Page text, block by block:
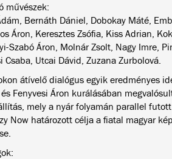
művészek:
Bernáth Dániel, Dobokay Máté,
Áron, Keresztes Zsófia, Kiss Adrian,
Szabó Áron, Molnár Zsolt, Nagy Imre,
Csaba, Utcai Dávid, Zuzana Zurbolová.
átívelő dialógus egyik eredményes
Fenyvesi Áron kurálásában
mely a nyár folyamán parallel
Now határozott célja a fiatal magyar